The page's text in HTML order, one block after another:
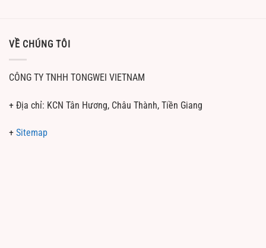
VỀ CHÚNG TÔI
CÔNG TY TNHH TONGWEI VIETNAM
+ Địa chỉ: KCN Tân Hương, Châu Thành, Tiền Giang
+ Sitemap